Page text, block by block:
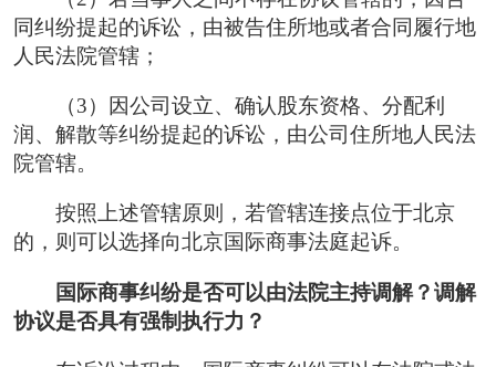
同纠纷提起的诉讼，由被告住所地或者合同履行地
人民法院管辖；
（3）因公司设立、确认股东资格、分配利
润、解散等纠纷提起的诉讼，由公司住所地人民法
院管辖。
按照上述管辖原则，若管辖连接点位于北京
的，则可以选择向北京国际商事法庭起诉。
国际商事纠纷是否可以由法院主持调解？调解
协议是否具有强制执行力？